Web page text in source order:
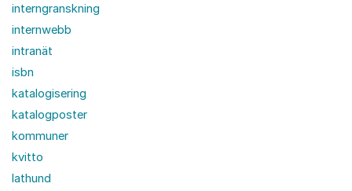
interngranskning
internwebb
intranät
isbn
katalogisering
katalogposter
kommuner
kvitto
lathund